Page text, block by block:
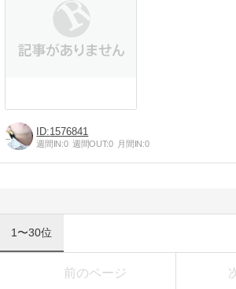
1576841
週間IN:0 週間OUT:0 月間IN:0
1〜30位
前のページ